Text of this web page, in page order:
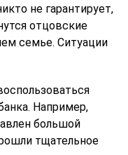
не гарантирует,
отцовские
семье. Ситуации
Например,
большой
тщательное